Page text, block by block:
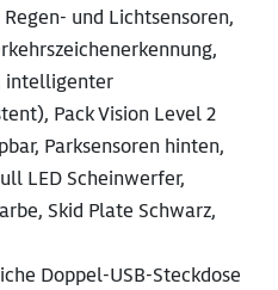
und Lichtsensoren,
intelligenter
Pack Vision Level 2
Parksensoren hinten,
LED Scheinwerfer,
Skid Plate Schwarz,
Doppel-USB-Steckdose